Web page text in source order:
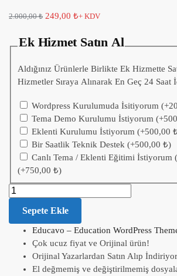
2.000,00₺ 249,00 ₺+ KDV
Ek Hizmet Satın Al
Aldığınız Ürünlerle Birlikte Ek Hizmette
Hizmetler Sıraya Alınarak En Geç 24 Saat
Wordpress Kurulumuda İsitiyorum(+
Tema Demo Kurulumu İstiyorum(+
Eklenti Kurulumu İstiyorum(+500,00
Bir Saatlik Teknik Destek(+500,00₺)
Canlı Tema / Eklenti Eğitimi İstiyorum
(+750,00₺)
Sepete Ekle
Educavo – Education WordPress
Çok ucuz fiyat ve Orijinal ürün!
Orijinal Yazarlardan Satın Alıp
El değmemiş ve değiştirilmemiş